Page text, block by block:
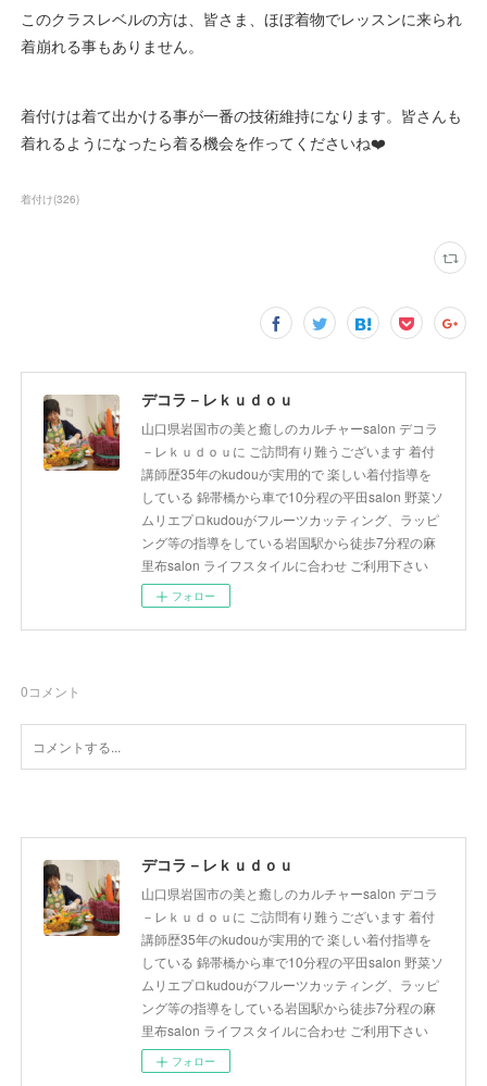
このクラスレベルの方は、皆さま、ほぼ着物でレッスンに来られ
着崩れる事もありません。
着付けは着て出かける事が一番の技術維持になります。皆さんも
着れるようになったら着る機会を作ってくださいね❤️
着付け(326)
デコラ－レｋｕｄｏｕ
山口県岩国市の美と癒しのカルチャーsalon デコラ
－レｋｕｄｏｕに ご訪問有り難うございます 着付
講師歴35年のkudouが実用的で 楽しい着付指導を
している 錦帯橋から車で10分程の平田salon 野菜ソ
ムリエプロkudouがフルーツカッティング、ラッピ
ング等の指導をしている岩国駅から徒歩7分程の麻
里布salon ライフスタイルに合わせ ご利用下さい
フォロー
0コメント
デコラ－レｋｕｄｏｕ
山口県岩国市の美と癒しのカルチャーsalon デコラ
－レｋｕｄｏｕに ご訪問有り難うございます 着付
講師歴35年のkudouが実用的で 楽しい着付指導を
している 錦帯橋から車で10分程の平田salon 野菜ソ
ムリエプロkudouがフルーツカッティング、ラッピ
ング等の指導をしている岩国駅から徒歩7分程の麻
里布salon ライフスタイルに合わせ ご利用下さい
フォロー